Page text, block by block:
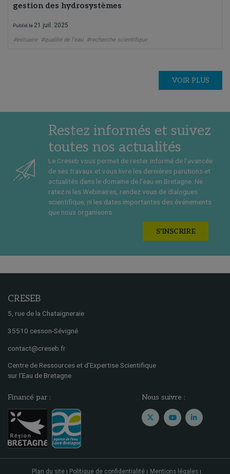
gestion des hydrosystèmes
Publié le 21 juil. 2025
#estuaire #qualité de l'eau #recherche scientifique
VOIR PLUS
Restez informés et suivez
toutes nos actualités
Le Creseb vous permet de rester informé de l'avancée
de ses travaux et vous livre les dernières parutions et
actualités dans le domaine de l'eau en Bretagne. Ne
ratez ni les Webinaires, rendez vous de dialogues
scientifique, ni les dates importantes des événements
que nous organisons.
S'INSCRIRE
CRESEB
5, rue de la Chataigneraie
35510 cesson-Sévigné
contact@creseb.fr
Centre de Ressources et d’Expertise Scientifique
sur l’Eau de Bretagne
Financé par : Nous suivre :
Plan du site Politique de confidentialité Mentions légales